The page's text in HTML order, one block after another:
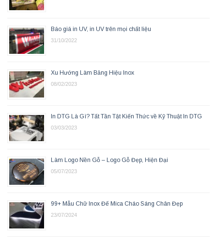
Báo giá in UV, in UV trên mọi chất liệu
31/10/2022
Xu Hướng Làm Bảng Hiệu Inox
08/02/2023
In DTG Là Gì? Tất Tần Tật Kiến Thức về Kỹ Thuật In DTG
03/03/2023
Làm Logo Nền Gỗ – Logo Gỗ Đẹp, Hiện Đại
05/07/2023
99+ Mẫu Chữ Inox Đế Mica Cháo Sáng Chân Đẹp
23/07/2024